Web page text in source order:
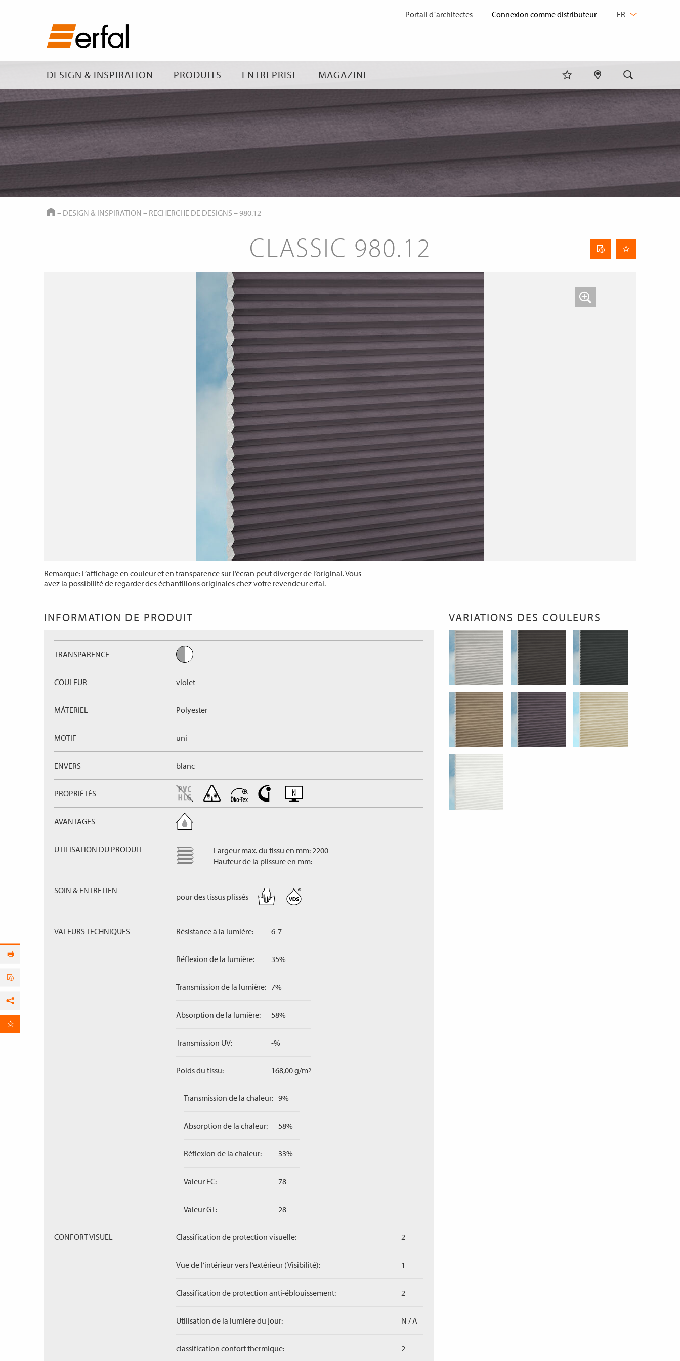
DESIGN & INSPIRATION PRODUITS ENTREPRISE MAGAZINE
Portail d´architectes FR
HOME
– DESIGN & INSPIRATION – RECHERCHE DE DESIGNS –980.12
CLASSIC 980.12
Fiche
technique
du tissu
Remarque: L’affichage en couleur et en transparence sur l’écran peut diverger de l’original. Vous
avez la possibilité de regarder des échantillons originales chez votre revendeur erfal.
INFORMATION DE PRODUIT
TRANSPARENCE
COULEUR violet
MÁTERIEL Polyester
MOTIF uni
ENVERS blanc
PROPRIÉTÉS
AVANTAGES
UTILISATION DU PRODUIT
Largeur max. du tissu en mm: 2200
Hauteur de la plissure en mm:
SOIN & ENTRETIEN
pour des tissus plissés
VALEURS TECHNIQUES Résistance à la lumière: 6-7
Réflexion de la lumière: 35%
Transmission de la lumière: 7%
Absorption de la lumière: 58%
Transmission UV: -%
Poids du tissu: 168,00 g/m2
Transmission de la chaleur: 9%
Absorption de la chaleur: 58%
Réflexion de la chaleur: 33%
Valeur FC: 78
Valeur GT: 28
CONFORT VISUEL Classification de protection visuelle: 2
Vue de l‘intérieur vers l‘extérieur (Visibilité): 1
Classification de protection anti-éblouissement: 2
Utilisation de la lumière du jour: N / A
classification confort thermique: 2
VARIATIONS DES COULEURS